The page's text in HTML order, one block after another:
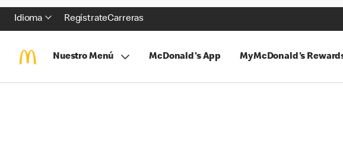
Idioma RegístrateCarreras
Nuestro Menú McDonald's App MyMcDonald's